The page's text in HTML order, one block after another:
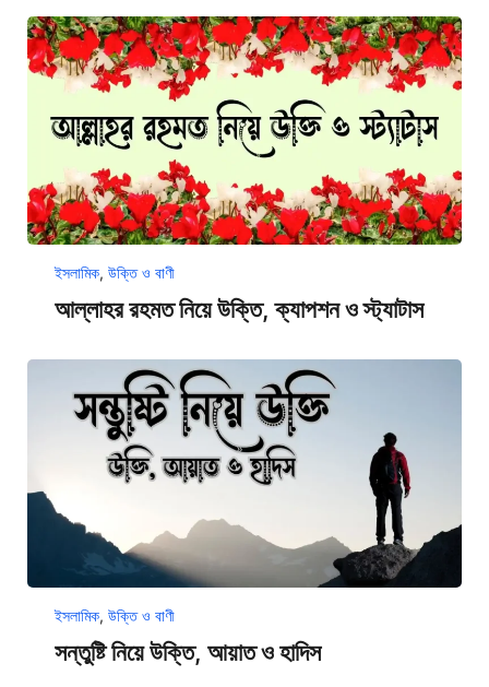
ইসলামিক, উক্তি ও বাণী
আল্লাহর রহমত নিয়ে উক্তি, ক্যাপশন ও স্ট্যাটাস
ইসলামিক, উক্তি ও বাণী
সন্তুষ্টি নিয়ে উক্তি, আয়াত ও হাদিস